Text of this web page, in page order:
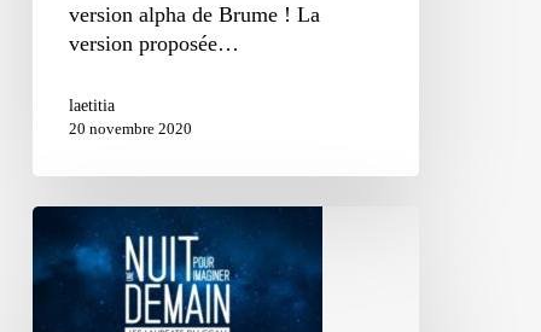
version alpha de Brume ! La
version proposée…
laetitia
20 novembre 2020
TRALALERE
lauréat
« changer